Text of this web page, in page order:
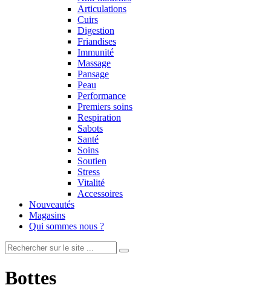
Articulations
Cuirs
Digestion
Friandises
Immunité
Massage
Pansage
Peau
Performance
Premiers soins
Respiration
Sabots
Santé
Soins
Soutien
Stress
Vitalité
Accessoires
Nouveautés
Magasins
Qui sommes nous ?
Bottes